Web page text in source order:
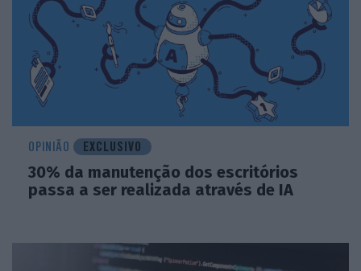
OPINIÃO EXCLUSIVO
30% da manutenção dos escritórios
passa a ser realizada através de IA